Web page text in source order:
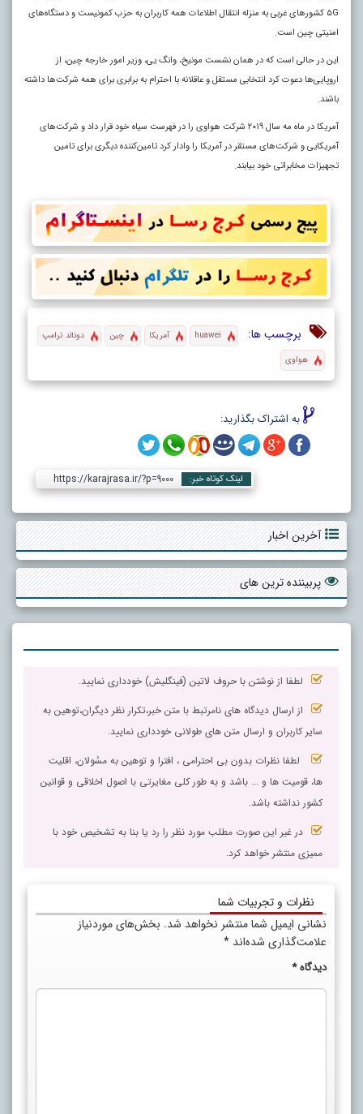
۵G کشور‌های غربی به منزله انتقال اطلاعات همه کاربران به حزب کمونیست و دستگاه‌های
امنیتی چین است.
این در حالی است که در همان نشست مونیخ، وانگ یی، وزیر امور خارجه چین، از
اروپایی‌ها دعوت کرد انتخابی مستقل و عاقلانه با احترام به برابری برای همه شرکت‌ها داشته
باشند.
آمریکا در ماه مه سال ۲۰۱۹ شرکت هواوی را در فهرست سیاه خود قرار داد و شرکت‌های
آمریکایی و شرکت‌های مستقر در آمریکا را وادار کرد تامین‌کننده دیگری برای تامین
تجهیزات مخابراتی خود بیابند.
برچسب ها: huawei آمریکا چین
دونالد ترامپ
هواوی
به اشتراک بگذارید:
لینک کوتاه خبر: https://karajrasa.ir/?p=9000
آخرین اخبار
پربیننده ترین های
لطفا از نوشتن با حروف لاتین (فینگلیش) خودداری نمایید.
از ارسال دیدگاه های نامرتبط با متن خبر،تکرار نظر دیگران،توهین به
سایر کاربران و ارسال متن های طولانی خودداری نمایید.
لطفا نظرات بدون بی احترامی ، افترا و توهین به مسٔولان، اقلیت
ها، قومیت ها و ... باشد و به طور کلی مغایرتی با اصول اخلاقی و قوانین
کشور نداشته باشد.
در غیر این صورت مطلب مورد نظر را رد یا بنا به تشخیص خود با
ممیزی منتشر خواهد کرد.
نظرات و تجربیات شما
نشانی ایمیل شما منتشر نخواهد شد. بخش‌های موردنیاز
علامت‌گذاری شده‌اند *
دیدگاه*